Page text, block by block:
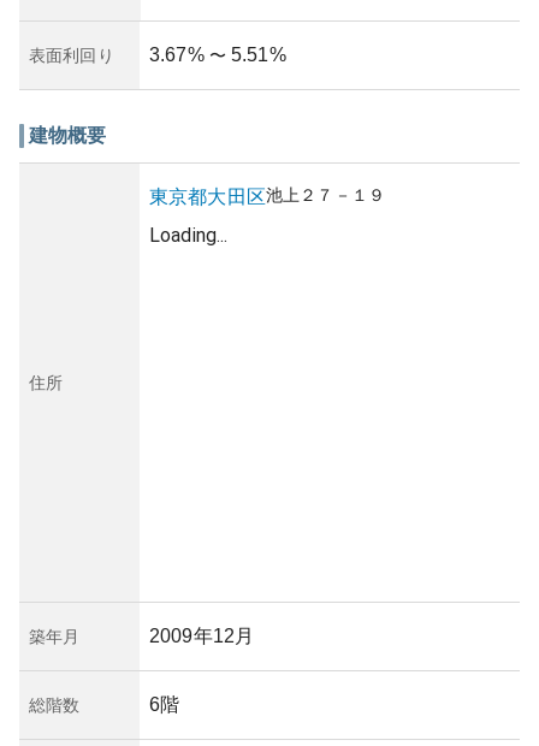
表面利回り 3.67% 〜 5.51%
建物概要
住所
東京都大田区池上 ２７－１９
Loading...
築年月 2009年12月
総階数 6階